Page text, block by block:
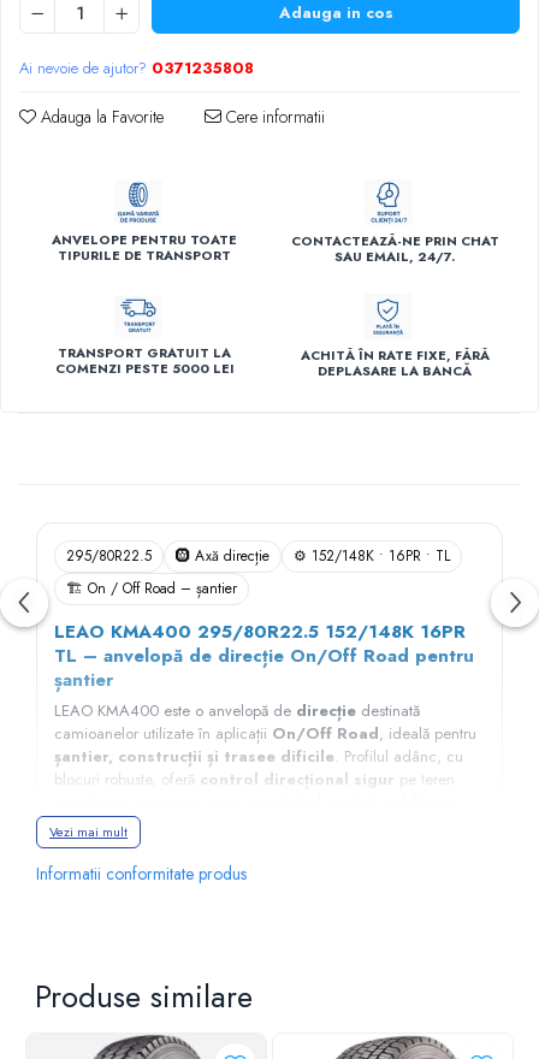
Adauga in cos
Ai nevoie de ajutor? 0371235808
Adauga la Favorite Cere informatii
ANVELOPE PENTRU TOATE
TIPURILE DE TRANSPORT
CONTACTEAZĂ-NE PRIN CHAT
SAU EMAIL, 24/7.
TRANSPORT GRATUIT LA
COMENZI PESTE 5000 LEI
ACHITĂ ÎN RATE FIXE, FĂRĂ
DEPLASARE LA BANCĂ
295/80R22.5 🛞 Axă direcție
⚙️ 152/148K • 16PR • TL
🏗️ On / Off Road – șantier
LEAO KMA400 295/80R22.5 152/148K 16PR
TL – anvelopă de direcție On/Off Road pentru
șantier
LEAO KMA400 este o anvelopă de direcție destinată
camioanelor utilizate în aplicații On/Off Road, ideală pentru
șantier, construcții și trasee dificile. Profilul adânc, cu
blocuri robuste, oferă control direcțional sigur pe teren
necesară pe drumurile asfaltate.
Dimensiune: 295/80R22.5
➤Indice sarcină:152/148 (axă simplă / dublă)
Utilizare:
On/Off Road, șantier, construcții, aplicații
industriale
Tip produs:anvelopă nouă, segment economic
Vezi mai mult
Informatii conformitate produs
Produse similare